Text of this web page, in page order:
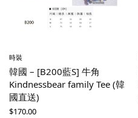
時裝
韓國 – [B200藍S] 牛角
Kindnessbear family Tee (韓
國直送)
$170.00